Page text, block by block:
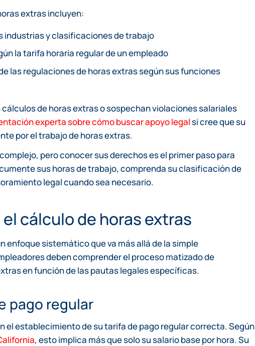
extras incluyen:
industrias y clasificaciones de trabajo
la tarifa horaria regular de un empleado
las regulaciones de horas extras según sus funciones
de horas extras o sospechan violaciones salariales
experta sobre cómo buscar apoyo legalsi cree que su
por el trabajo de horas extras.
pero conocer sus derechos es el primer paso para
sus horas de trabajo, comprenda su clasificación de
legal cuando sea necesario.
cálculo de horas extras
enfoque sistemático que va más allá de la simple
deben comprender el proceso matizado de
en función de las pautas legales específicas.
pago regular
el establecimiento de su tarifa de pago regular correcta. Según
, esto implica más que solo su salario base por hora. Su